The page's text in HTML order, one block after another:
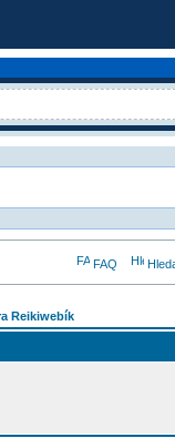
FAQ
Reikiwebík